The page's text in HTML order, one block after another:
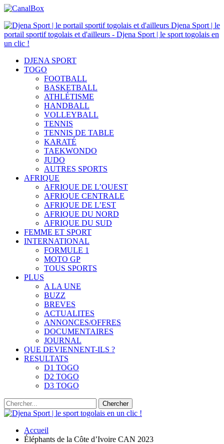
Djena Sport | le
portail sportif togolais et d'ailleurs - Djena Sport | le sport togolais en
un clic !
DJENA SPORT
TOGO
FOOTBALL
BASKETBALL
ATHLÉTISME
HANDBALL
VOLLEYBALL
TENNIS
TENNIS DE TABLE
KARATÉ
TAEKWONDO
JUDO
AUTRES SPORTS
AFRIQUE
AFRIQUE DE L’OUEST
AFRIQUE CENTRALE
AFRIQUE DE L’EST
AFRIQUE DU NORD
AFRIQUE DU SUD
FEMME ET SPORT
INTERNATIONAL
FORMULE 1
MOTO GP
TOUS SPORTS
PLUS
A LA UNE
BUZZ
BREVES
ACTUALITES
ANNONCES/OFFRES
DOCUMENTAIRES
JOURNAL
QUE DEVIENNENT-ILS ?
RESULTATS
D1 TOGO
D2 TOGO
D3 TOGO
Accueil
Éléphants de la Côte d’Ivoire CAN 2023